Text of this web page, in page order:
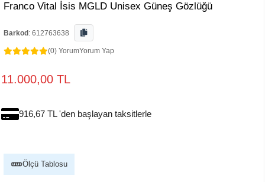
Franco Vital İsis MGLD Unisex Güneş Gözlüğü
Barkod : 612763638
(0) YorumYorum Yap
11.000,00 TL
916,67 TL 'den başlayan taksitlerle
Ölçü Tablosu